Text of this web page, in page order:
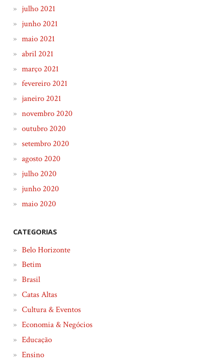
julho 2021
junho 2021
maio 2021
abril 2021
março 2021
fevereiro 2021
janeiro 2021
novembro 2020
outubro 2020
setembro 2020
agosto 2020
julho 2020
junho 2020
maio 2020
CATEGORIAS
Belo Horizonte
Betim
Brasil
Catas Altas
Cultura & Eventos
Economia & Negócios
Educação
Ensino